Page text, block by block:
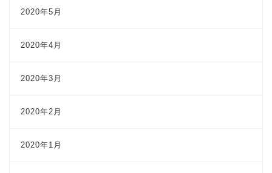
2020年5月
2020年4月
2020年3月
2020年2月
2020年1月